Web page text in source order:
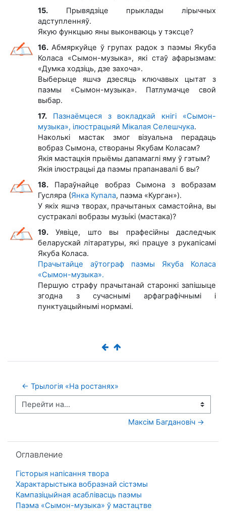
15. Прывядзіце прыклады лірычных
адступленняў.
Якую функцыю яны выконваюць у тэксце?
16. Абмяркуйце ў групах радок з паэмы Якуба
Коласа «Сымон-музыка», які стаў афарызмам:
«Думка ходзіць, дзе захоча».
Выберыце яшчэ дзесяць ключавых цытат з
паэмы «Сымон-музыка». Патлумачце свой
выбар.
17.
Пазнаёмцеся з вокладкай кнігі «Сымон-
музыка», ілюстрацыяй Мікалая Селешчука.
Наколькі мастак змог візуальна перадаць
вобраз Сымона, створаны Якубам Коласам?
Якія мастацкія прыёмы дапамаглі яму ў гэтым?
Якія ілюстрацыі да паэмы прапанавалі б вы?
18. Параўнайце вобраз Сымона з вобразам
Гусляра (Янка Купала, паэма «Курган»).
У якіх яшчэ творах, прачытаных самастойна, вы
сустракалі вобразы музы́кі (мастака)?
19. Уявіце, што вы прафесійны даследчык
беларускай літаратуры, які працуе з рукапісамі
Якуба Коласа.
Прачытайце аўтограф паэмы Якуба Коласа
«Сымон-музыка».
Першую страфу прачытанай старонкі запішыце
згодна з сучаснымі арфаграфічнымі і
пунктуацыйнымі нормамі.
← Трылогія «На ростанях»
Перейти на...
Максім Багдановіч →
Оглавление
Гісторыя напісання твора
Характарыстыка вобразнай сістэмы
Кампазіцыйная асаблівасць паэмы
Паэма «Сымон-музыка» ў мастацтве